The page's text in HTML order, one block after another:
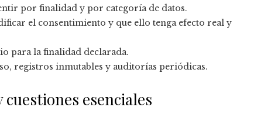
por finalidad y por categoría de datos.
el consentimiento y que ello tenga efecto real y
para la finalidad declarada.
registros inmutables y auditorías periódicas.
esenciales